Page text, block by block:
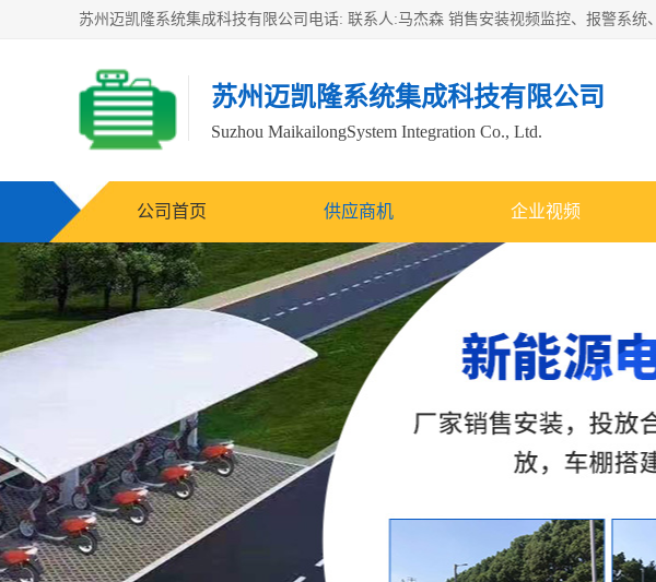
苏州迈凯隆系统集成科技有限公司
Suzhou MaikailongSystem Integration Co., Ltd.
公司首页 供应商机 企业视频